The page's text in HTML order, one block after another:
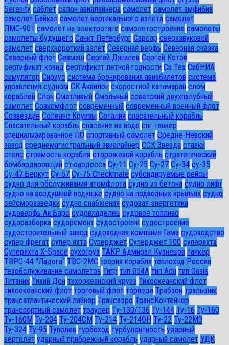
Serenity саблет салон авиалайнера самолет самолет амфибия
самолет Байкал самолет вертикального взлета самолет
ЛМС-901 самолет на электротяге самолетостроение самолеты
самолеты будущего Санкт Петербург Сарсар сверхзвуковой
самолет сверхкороткий взлет Северная верфь Северная сказка
Северный флот Севмаш Сергей Дягилев Сергей Котов
сертификат ковид сертификат летной годности Си Тех СибНИА
симулятор Сириус система бронирования авиабилетов система
управления судном СК Аквилон скоростной катамаран слом
кораблей Слон Сметливый Смольный советский двухпалубный
самолет Совкомфлот современный современный военный флот
Созвездие Солеанс Круизы Соталия спасательный корабль
Спасательный корабль спасение на воде спг танкер
специализированное ПО спортивный самолет Средне-Невский
завод среднемагистральный авиалайнер ССК Звезда ставки
стелс стоимость корабля сторожевой корабль стратегический
бомбардировщий стюардесса Су-11 Су-25 Су-27 Су-34 су-35
Су-47 Беркут Су-57 Су-75 Checkmate субсидируемые рейсы
судно для обслуживания атомфлота судно из бетона судно лифт
судно на воздушной подушке судно на подводных крыльях судно
сейсморазведки судно снабжения судовая энергетика
судоверфь Ак Барс судовладелец судовое топливо
судоразборка судоремонт судостроени судостроение
судостроительный завод судоходная компания Гама судоходство
супер фрегат супер яхта Суперджет Суперджет 100 суперяхта
Суперяхта X-Space сухогруз ТАКР Адмирал Кузнецов танкер
ТВРС-44 "Ладога" ТВС-2МС теория корабля теплоход Россия
техобслуживание самолетов Тигр тип 054А тип Ada тип Oasis
Титаник Тихий Дон тихоокеанский круиз Тихоокеанский флот
тихоокеанский флот торговый флот торпеда Трабзон тральщик
трансатлантический лайнер Трансаэро ТрансКонтейнер
транспортный самолет траулер Ту-130/136 Ту-144 Ту-16 Ту-160
Ту-160М Ту-204 Ту-204СМ Ту-214 Ту-214ОН Ту-22 Ту-22М3
Ту-324 Ту-95 Туполев турбоход турбулентность ударный
вертолет ударный прибрежный корабль ударный самолет УДК